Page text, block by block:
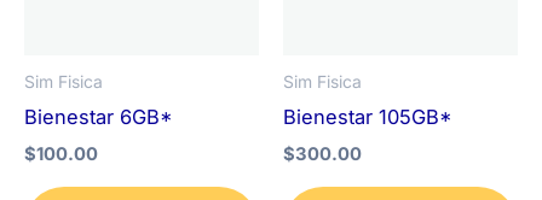
Sim Fisica
Bienestar 6GB*
$100.00
Sim Fisica
Bienestar 105GB*
$300.00